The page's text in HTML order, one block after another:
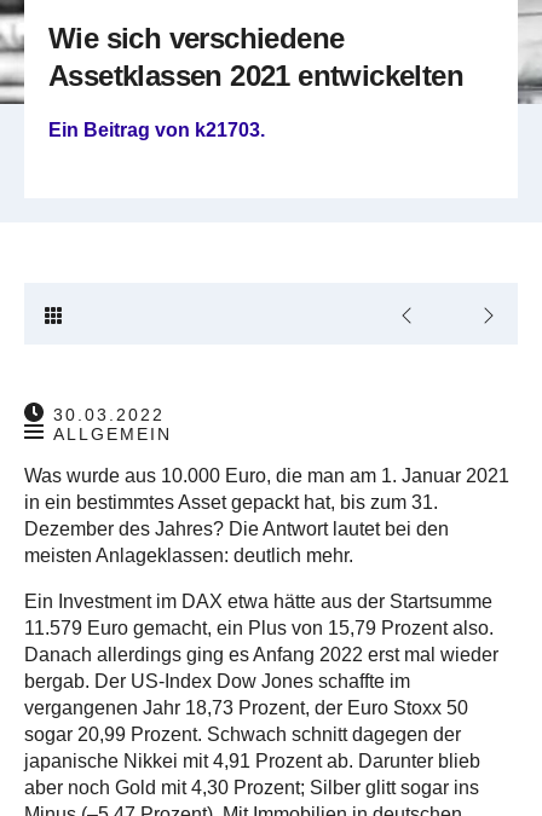
Wie sich verschiedene
Assetklassen 2021 entwickelten
Ein Beitrag von k21703.
30.03.2022
ALLGEMEIN
Was wurde aus 10.000 Euro, die man am 1. Januar 2021
in ein bestimmtes Asset gepackt hat, bis zum 31.
Dezember des Jahres? Die Antwort lautet bei den
meisten Anlageklassen: deutlich mehr.
Ein Investment im DAX etwa hätte aus der Startsumme
11.579 Euro gemacht, ein Plus von 15,79 Prozent also.
Danach allerdings ging es Anfang 2022 erst mal wieder
bergab. Der US-Index Dow Jones schaffte im
vergangenen Jahr 18,73 Prozent, der Euro Stoxx 50
sogar 20,99 Prozent. Schwach schnitt dagegen der
japanische Nikkei mit 4,91 Prozent ab. Darunter blieb
aber noch Gold mit 4,30 Prozent; Silber glitt sogar ins